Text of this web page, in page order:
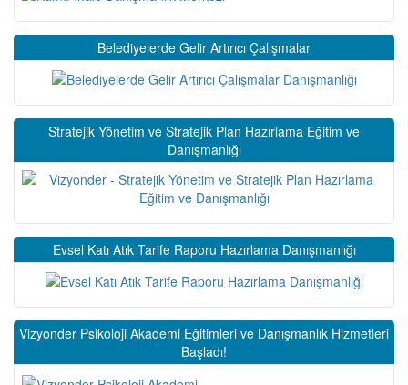
Belediyelerde Gelir Artırıcı Çalışmalar
Stratejik Yönetim ve Stratejik Plan Hazırlama Eğitim ve
Danışmanlığı
Evsel Katı Atık Tarife Raporu Hazırlama Danışmanlığı
Vizyonder Psikoloji Akademi Eğitimleri ve Danışmanlık Hizmetleri
Başladı!